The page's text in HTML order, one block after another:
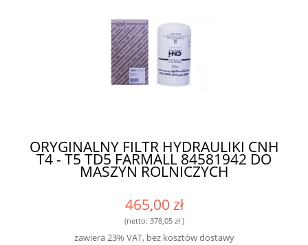
ORYGINALNY FILTR HYDRAULIKI CNH
T4 - T5 TD5 FARMALL 84581942 DO
MASZYN ROLNICZYCH
465,00 zł
(netto: 378,05 zł)
zawiera 23% VAT, bez kosztów dostawy